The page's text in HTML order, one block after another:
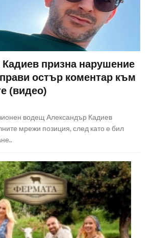
призна нарушение
остър коментар към
(видео)
водещ Александър Кадиев
мрежи позиция, след като е бил